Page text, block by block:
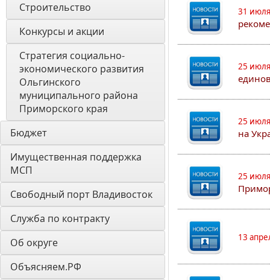
Строительство
Конкурсы и акции
Стратегия социально-
экономического развития
Ольгинского
муниципального района
Приморского края
Бюджет
Имущественная поддержка
МСП
Свободный порт Владивосток
Служба по контракту
Об округе
Объясняем.РФ
31
25
25
на
25
13